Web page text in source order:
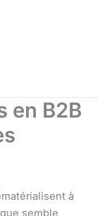
en B2B
à
semble